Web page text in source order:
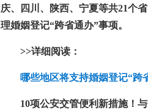
庆、四川、陕西、宁夏等共21个
理婚姻登记“跨省通办”事项。
>>详细阅读：
哪些地区将支持婚姻登记“跨
10项公安交管便利新措施！